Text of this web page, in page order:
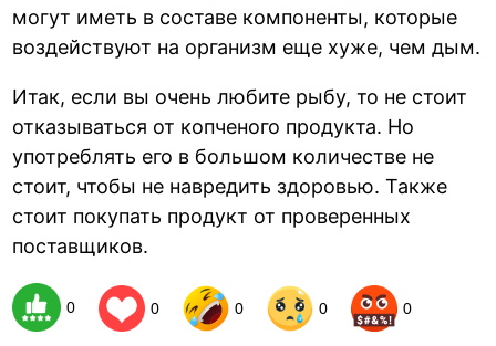
могут иметь в составе компоненты, которые
воздействуют на организм еще хуже, чем дым.
Итак, если вы очень любите рыбу, то не стоит
отказываться от копченого продукта. Но
употреблять его в большом количестве не
стоит, чтобы не навредить здоровью. Также
стоит покупать продукт от проверенных
поставщиков.
0 0 0 0 0